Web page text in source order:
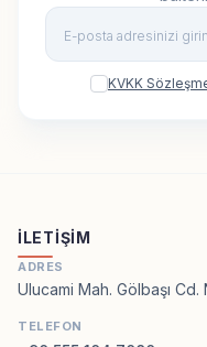
KVKK
İLETIŞIM
ADRES
Ulucami Mah. Gölbaşı
TELEFON